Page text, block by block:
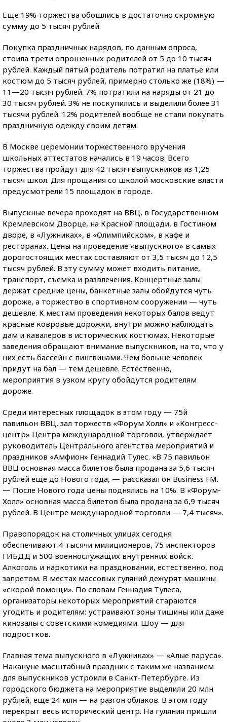
Еще 19% торжества обошлись в достаточно скромную
сумму до 5 тысяч рублей.
Покупка праздничных нарядов, по данным опроса,
стоила трети опрошенных родителей от 5 до 10 тысяч
рублей. Каждый пятый родитель потратил на платье или
костюм до 5 тысяч рублей, примерно столько же (18%) —
11—20 тысяч рублей. 7% потратили на наряды от 21 до
30 тысяч рублей. 3% не поскупились и выделили более 31
тысячи рублей. 12% родителей вообще не стали покупать
праздничную одежду своим детям.
В Москве церемонии торжественного вручения
школьных аттестатов начались в 19 часов. Всего
торжества пройдут для 42 тысяч выпускников из 1,25
тысяч школ. Для прощания со школой московские власти
предусмотрели 15 площадок в городе.
Выпускные вечера проходят на ВВЦ, в Государственном
Кремлевском Дворце, на Красной площади, в Гостином
дворе, в «Лужниках», в «Олимпийском», в кафе и
ресторанах. Цены на проведение «выпускного» в самых
дорогостоящих местах составляют от 3,5 тысяч до 12,5
тысяч рублей. В эту сумму может входить питание,
транспорт, съемка и развлечения. Концертные залы
держат средние цены, банкетные залы обойдутся чуть
дороже, а торжество в спортивном сооружении — чуть
дешевле. К местам проведения некоторых балов ведут
красные ковровые дорожки, внутри можно наблюдать
дам и кавалеров в исторических костюмах. Некоторые
заведения обращают внимание выпускников, на то, что у
них есть бассейн с пингвинами. Чем больше человек
придут на бал — тем дешевле. Естественно,
мероприятия в узком кругу обойдутся родителям
дороже.
Среди интересных площадок в этом году — 75й
павильон ВВЦ, зал торжеств «Форум Холл» и «Конгресс-
центр» Центра международной торговли, утверждает
руководитель Центрального агентства мероприятий и
праздников «Амфион» Геннадий Тулес. «В 75 павильон
ВВЦ основная масса билетов была продана за 5,6 тысяч
рублей еще до Нового года, — рассказал он Business FM.
— После Нового года цены поднялись на 10%. В «Форум-
Холл» основная масса билетов была продана за 6,9 тысяч
рублей. В Центре международной торговли — 7,4 тысяч».
Правопорядок на столичных улицах сегодня
обеспечивают 4 тысячи милиционеров, 75 инспекторов
ГИБДД и 500 военнослужащих внутренних войск.
Алкоголь и наркотики на праздновании, естественно, под
запретом. В местах массовых гуляний дежурят машины
«скорой помощи». По словам Геннадия Тулеса,
организаторы некоторых мероприятий стараются
угодить и родителям: устраивают зоны тишины или даже
кинозалы с советскими комедиями. Шоу — для
подростков.
Главная тема выпускного в «Лужниках» — «Алые паруса».
Накануне масштабный праздник с таким же названием
для выпускников устроили в Санкт-Петербурге. Из
городского бюджета на мероприятие выделили 20 млн
рублей, еще 24 млн — на разгон облаков. В этом году
перекрыт весь исторический центр. На гуляния пришли